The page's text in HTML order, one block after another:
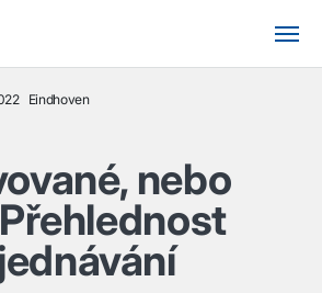
Eindhoven
nebo